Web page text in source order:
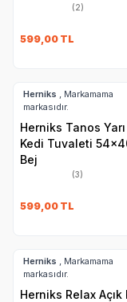
(2)
599,00 TL
Herniks
, Markamama
markasıdır.
Herniks Tanos Yarı
Kedi Tuvaleti
Bej
(3)
599,00 TL
Herniks
, Markamama
markasıdır.
Herniks Relax Açık